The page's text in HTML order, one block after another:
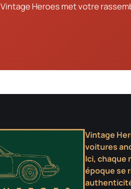
Vintage Heroes met votre
Vintage
voitures
Ici, chaque
époque se